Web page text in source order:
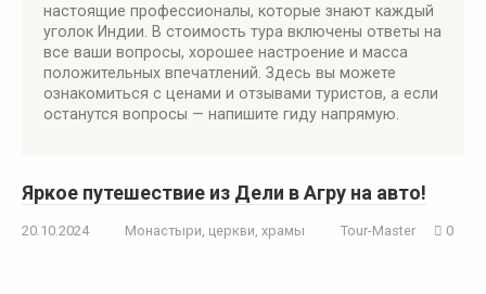
настоящие профессионалы, которые знают каждый
уголок Индии. В стоимость тура включены ответы на
все ваши вопросы, хорошее настроение и масса
положительных впечатлений. Здесь вы можете
ознакомиться с ценами и отзывами туристов, а если
останутся вопросы — напишите гиду напрямую.
Яркое путешествие из Дели в Агру на авто!
20.10.2024 Монастыри, церкви, храмы Tour-Master 0